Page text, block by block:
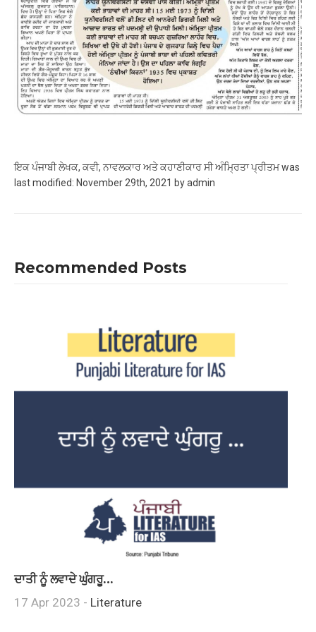
ਇਕ ਪੰਜਾਬੀ ਲੇਖਕ, ਕਵੀ, ਨਾਵਲਕਾਰ ਅਤੇ ਕਹਾਣੀਕਾਰ ਸੀ ਅੰਮ੍ਰਿਤਾ ਪ੍ਰੀਤਮwas
last modified: November 29th, 2021 byadmin
Recommended Posts
ਦਾਤੀ ਨੂੰ ਲਵਾਦੇ ਘੁੰਗਰੂ…
17 Apr 2023 - Literature